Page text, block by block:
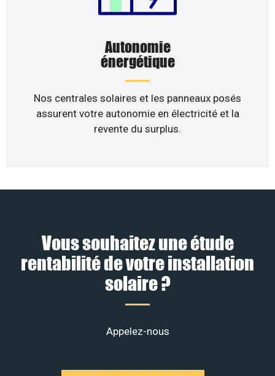
Autonomie
énergétique
Nos centrales solaires et les panneaux posés
assurent votre autonomie en électricité et la
revente du surplus.
Vous souhaitez une étude
rentabilité de votre installation
solaire ?
Appelez-nous